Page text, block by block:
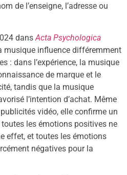
de l’enseigne, l’adresse ou
dansActa Psychologica
musique influence différemment
: dans l’expérience, la musique
de marque et le
tandis que la musique
l’intention d’achat. Même
vidéo, elle confirme un
les émotions positives ne
effet, et toutes les émotions
négatives pour la